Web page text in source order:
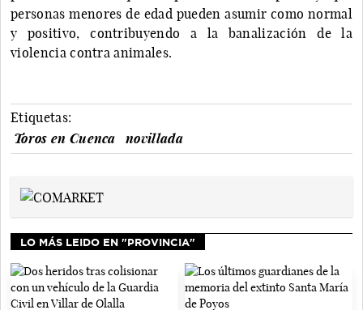
personas menores de edad pueden asumir como normal
y positivo, contribuyendo a la banalización de la
violencia contra animales.
Etiquetas:
Toros en Cuenca
novillada
LO MÁS LEIDO EN "PROVINCIA"